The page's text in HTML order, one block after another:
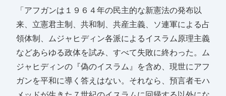
「アフガンは１９６４年の民主的な新憲法の発布以
来、立憲君主制、共和制、共産主義、ソ連軍による占
領体制、ムジャヒディン各派によるイスラム原理主義
などあらゆる政体を試み、すべて失敗に終わった。ム
ジャヒディンの『偽のイスラム』を含め、現世にアフ
ガンを平和に導く答えはない。それなら、預言者モハ